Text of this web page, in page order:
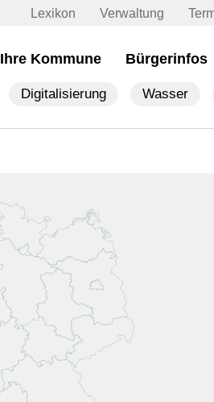
Lexikon Verwaltung
Ihre Kommune Bürgerinfos
Digitalisierung Wasser